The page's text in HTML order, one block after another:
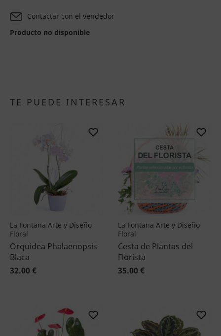
Contactar con el vendedor
Producto no disponible
TE PUEDE INTERESAR
La Fontana Arte y Diseño
Floral
Orquidea Phalaenopsis
Blaca
32.00 €
La Fontana Arte y Diseño
Floral
Cesta de Plantas del
Florista
35.00 €